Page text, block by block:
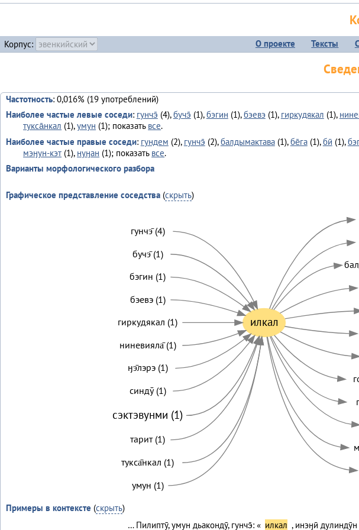
Корпус: О проекте Тексты
Частотность: 0,016% (19 употреблений)
Наиболее частые левые соседи: гунчэ̄ (4),бучэ̄ (1),бэгин (1),бэевэ(1), гиркудякал (1),
тукса̄нкал (1),умун (1); показать все.
Наиболее частые правые соседи: гундем (2), гунчэ̄ (2),балдымактава(1),бе̄га(1),бӣ (1),
мэӈун-кэт (1), нуӈан (1); показать все.
Варианты морфологического разбора
Графическое представление соседства(скрыть)
илкал
гунчэ̄ (4)
бучэ̄ (1)
бэгин (1)
бэевэ (1)
гиркудякал (1)
ниневияла̄ (1)
ӈэ̄лэрэ (1)
синдӯ (1)
сэктэвунми (1)
тарит (1)
тукса̄нкал (1)
умун (1)
Примеры в контексте (скрыть)
… Пилиптӯ, умун дьакондӯ, гунчэ̄: « илкал , инэӈӣ